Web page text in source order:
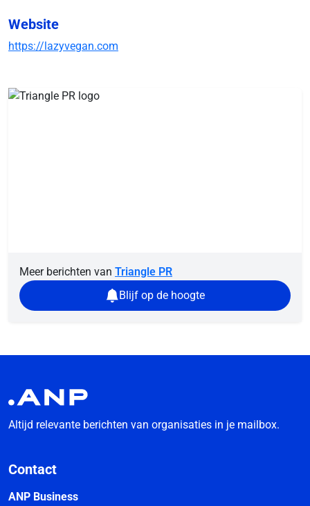
Website
https://lazyvegan.com
Meer berichten van Triangle PR
Blijf op de hoogte
Altijd relevante berichten van organisaties in je mailbox.
Contact
ANP Business